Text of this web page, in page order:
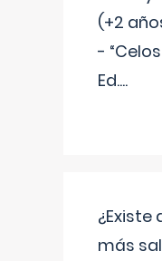
(+2
-
Ed....
más